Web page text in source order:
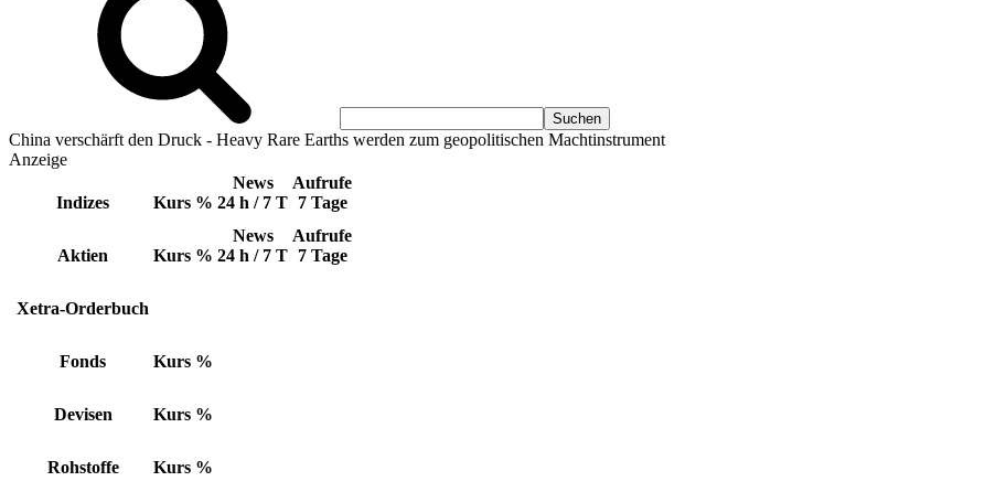
China verschärft den Druck - Heavy Rare Earths werden zum geopolitischen Machtinstrument
Anzeige
Indizes Kurs %
News
24 h / 7 T
Aufrufe
7 Tage
Aktien Kurs %
News
24 h / 7 T
Aufrufe
7 Tage
Xetra-Orderbuch
Fonds Kurs %
Devisen Kurs %
Rohstoffe Kurs %